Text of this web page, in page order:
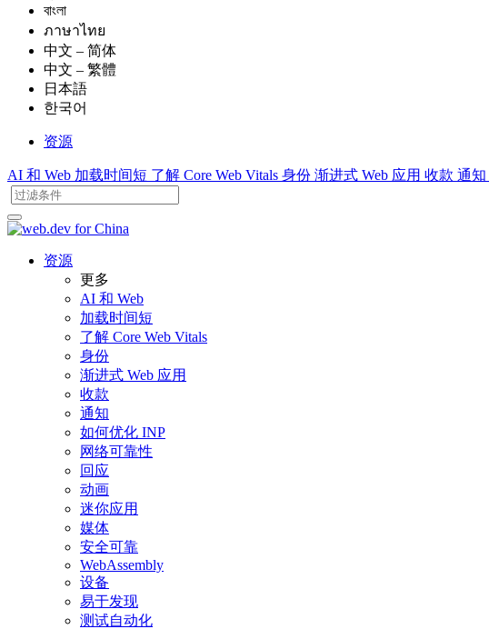
বাংলা
ภาษาไทย
中文 – 简体
中文 – 繁體
日本語
한국어
资源
AI 和 Web 加载时间短 了解 Core Web Vitals 身份 渐进式 Web 应用 收款 通知
资源
更多
AI 和 Web
加载时间短
了解 Core Web Vitals
身份
渐进式 Web 应用
收款
通知
如何优化 INP
网络可靠性
回应
动画
迷你应用
媒体
安全可靠
WebAssembly
设备
易于发现
测试自动化